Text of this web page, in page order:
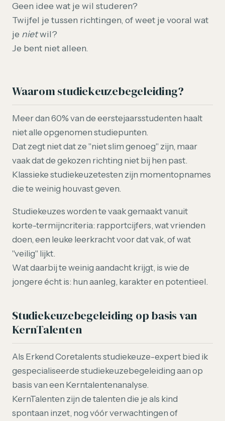
Geen idee wat je wil studeren?
Twijfel je tussen richtingen, of weet je vooral wat
je nietwil?
Je bent niet alleen.
Waarom studiekeuzebegeleiding?
Meer dan 60% van de eerstejaarsstudenten haalt
niet alle opgenomen studiepunten.
Dat zegt niet dat ze "niet slim genoeg" zijn, maar
vaak dat de gekozen richting niet bij hen past.
Klassieke studiekeuzetesten zijn momentopnames
die te weinig houvast geven.
Studiekeuzes worden te vaak gemaakt vanuit
korte-termijncriteria: rapportcijfers, wat vrienden
doen, een leuke leerkracht voor dat vak, of wat
"veilig" lijkt.
Wat daarbij te weinig aandacht krijgt, is wie de
jongere écht is: hun aanleg, karakter en potentieel.
Studiekeuzebegeleiding op basis van
KernTalenten
Als Erkend Coretalents studiekeuze-expert bied ik
gespecialiseerde studiekeuzebegeleiding aan op
basis van een Kerntalentenanalyse.
KernTalenten zijn de talenten die je als kind
spontaan inzet, nog vóór verwachtingen of